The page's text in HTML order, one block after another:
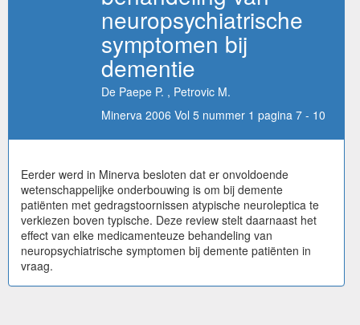
neuropsychiatrische
symptomen bij
dementie
De Paepe P. , Petrovic M.
Minerva 2006 Vol 5 nummer 1 pagina 7 - 10
Eerder werd in Minerva besloten dat er onvoldoende
wetenschappelijke onderbouwing is om bij demente
patiënten met gedragstoornissen atypische neuroleptica te
verkiezen boven typische. Deze review stelt daarnaast het
effect van elke medicamenteuze behandeling van
neuropsychiatrische symptomen bij demente patiënten in
vraag.